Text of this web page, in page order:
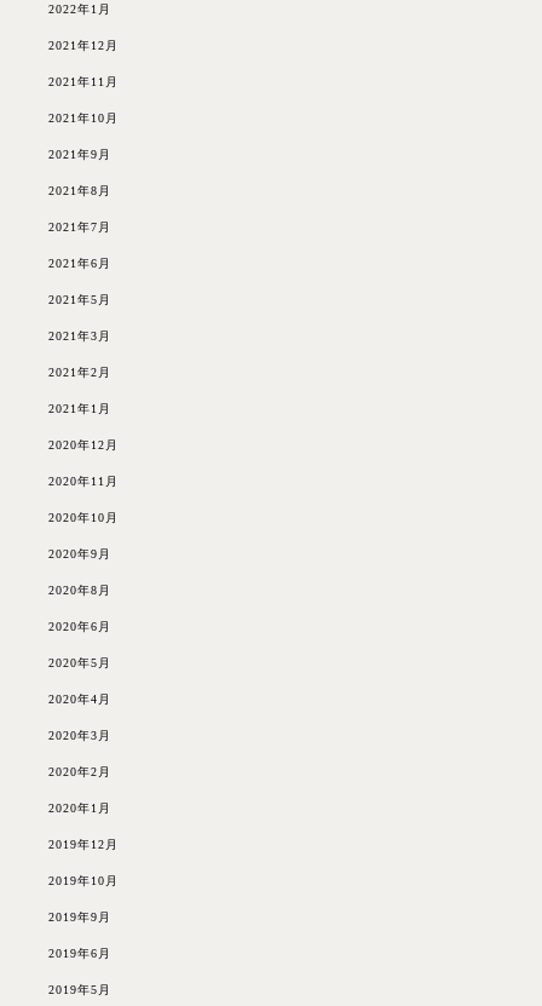
2022年1月
2021年12月
2021年11月
2021年10月
2021年9月
2021年8月
2021年7月
2021年6月
2021年5月
2021年3月
2021年2月
2021年1月
2020年12月
2020年11月
2020年10月
2020年9月
2020年8月
2020年6月
2020年5月
2020年4月
2020年3月
2020年2月
2020年1月
2019年12月
2019年10月
2019年9月
2019年6月
2019年5月